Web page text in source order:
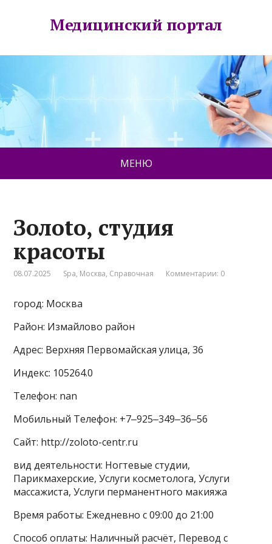
Медицинский портал
МЕНЮ
Золоtо, студия
красоты
08.07.2025 Spa, Москва, Справочная Комментарии: 0
город: Москва
Район: Измайлово район
Адрес: Верхняя Первомайская улица, 36
Индекс: 105264.0
Телефон: nan
Мобильный Телефон: +7‒925‒349‒36‒56
Сайт: http://zoloto-centr.ru
вид деятельности: Ногтевые студии,
Парикмахерские, Услуги косметолога, Услуги
массажиста, Услуги перманентного макияжа
Время работы: Ежедневно с 09:00 до 21:00
Способ оплаты: Наличный расчёт, Перевод с